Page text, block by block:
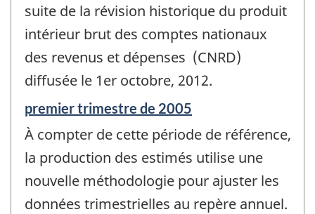
suite de la révision historique du produit
intérieur brut des comptes nationaux
des revenus et dépenses (CNRD)
diffusée le 1er octobre, 2012.
Période
de
référence
de
changement
-
premier trimestre de 2005
À compter de cette période de référence,
la production des estimés utilise une
nouvelle méthodologie pour ajuster les
données trimestrielles au repère annuel.